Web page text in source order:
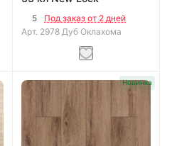
5
Под заказ от 2 дней
Арт. 2978 Дуб Оклахома
Новинка